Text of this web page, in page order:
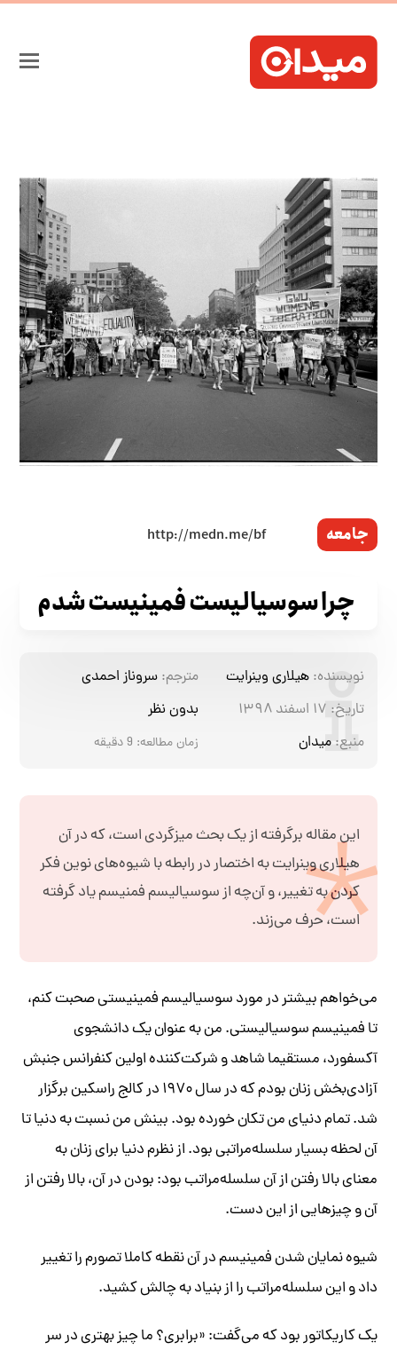
جامعه
چرا سوسیالیست فمینیست شدم
نویسنده: هیلاری وینرایت مترجم: سروناز احمدی
تاریخ: ۱۷ اسفند ۱۳۹۸
بدون نظر
منبع: میدان زمان مطالعه: 9دقیقه
این مقاله برگرفته از یک بحث میزگردی است، که در آن
هیلاری وینرایت به اختصار در رابطه با شیوه‌های نوین فکر
کردن به تغییر، و آن‌چه از سوسیالیسم فمنیسم یاد گرفته
است، حرف می‌زند.
می‌خواهم بیشتر در مورد سوسیالیسم فمینیستی صحبت کنم،
تا فمینیسم سوسیالیستی. من به عنوان یک دانشجوی
آکسفورد، مستقیما شاهد و شرکت‌کننده اولین کنفرانس جنبش
آزادی‌بخش زنان بودم که در سال ۱۹۷۰ در کالج راسکین برگزار
شد. تمام دنیای من تکان خورده بود. بینش من نسبت به دنیا تا
آن لحظه بسیار سلسله‌مراتبی بود. از نظرم دنیا برای زنان به
معنای بالا رفتن از آن سلسله‌مراتب بود: بودن در آن، بالا رفتن از
آن و چیزهایی از این دست.
شیوه‌ نمایان شدن فمینیسم در آن نقطه کاملا تصورم را تغییر
داد و این سلسله‌مراتب را از بنیاد به چالش کشید.
یک کاریکاتور بود که می‌گفت: «برابری؟ ما چیز بهتری در سر